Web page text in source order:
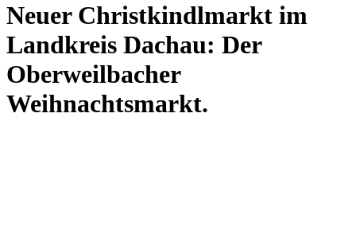
Neuer Christkindlmarkt im
Landkreis Dachau: Der
Oberweilbacher
Weihnachtsmarkt.